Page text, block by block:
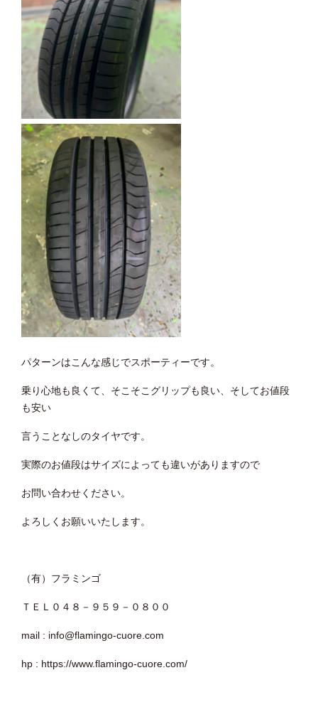
パターンはこんな感じでスポーティーです。
乗り心地も良くて、そこそこグリップも良い、そしてお値段
も安い
言うことなしのタイヤです。
実際のお値段はサイズによっても違いがありますので
お問い合わせください。
よろしくお願いいたします。
（有）フラミンゴ
ＴＥＬ０４８－９５９－０８００
mail : info@flamingo-cuore.com
hp : https://www.flamingo-cuore.com/